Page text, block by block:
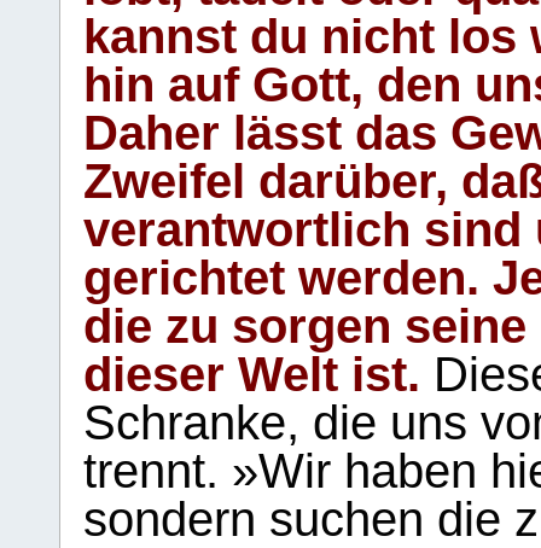
kannst du nicht los
hin auf Gott, den
Daher lässt das
Zweifel darüber,
verantwortlich sind
gerichtet werden.
die zu sorgen
dieser Welt ist.
Schranke, die uns
trennt. »Wir haben
sondern suchen die